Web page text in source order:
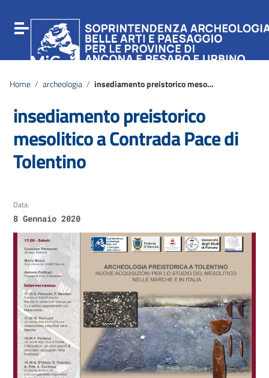
Vai al menu di navigazione
Vai al footer
Attiva / disattiva la navigazione
Home / archeologia / insediamento preistorico mesolitico a Contrada Pace di Tolentino
insediamento preistorico
mesolitico a Contrada Pace di
Tolentino
Data:
8 Gennaio 2020